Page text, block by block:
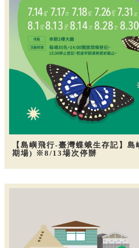
【島嶼飛行-臺灣蝶蛾生存記】
期場) ※8/13場次停辦